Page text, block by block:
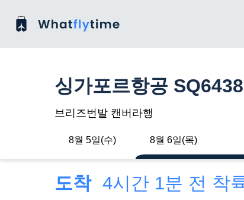
싱가포르항공 SQ6438
브리즈번발 캔버라행
8월 5일(수) 8월 6일(목)
도착 4시간 1분 전 착